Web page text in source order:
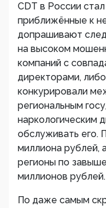
CDT в России
приближённые к
допрашивают
на высоком
компаний с
директорами,
конкурировали
региональным
наркологическим
обслуживать его.
миллиона рублей,
регионы по
миллионов рублей.
По даже самым